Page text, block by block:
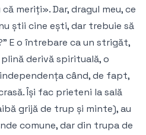
meriți». Dar, dragul meu, ce
știi cine ești, dar trebuie să
E o întrebare ca un strigăt,
derivă spirituală, o
când, de fapt,
Își fac prieteni la sală
grijă de trup și minte), au
comune, dar din trupa de